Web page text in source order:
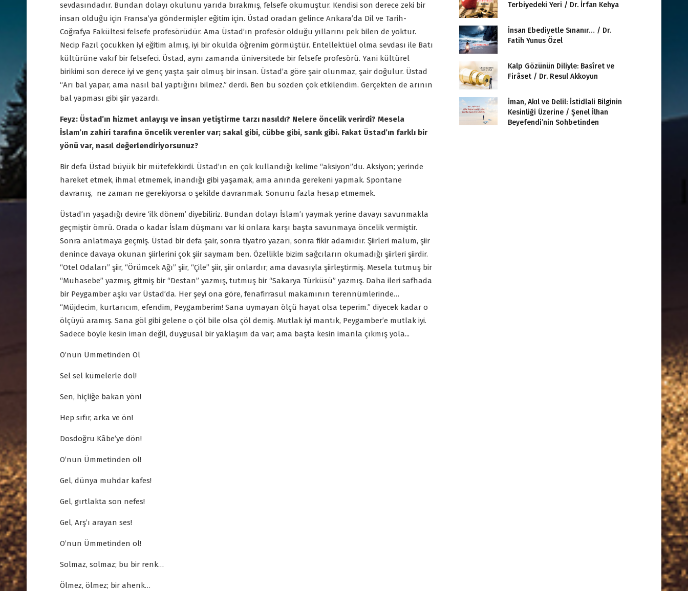
sevdasındadır. Bundan dolayı okulunu yarıda bırakmış, felsefe okumuştur. Kendisi son derece zeki bir
insan olduğu için Fransa’ya göndermişler eğitim için. Üstad oradan gelince Ankara’da Dil ve Tarih-
Coğrafya Fakültesi felsefe profesörüdür. Ama Üstad’ın profesör olduğu yıllarını pek bilen de yoktur.
Necip Fazıl çocukken iyi eğitim almış, iyi bir okulda öğrenim görmüştür. Entellektüel olma sevdası ile Batı
kültürüne vakıf bir felsefeci. Üstad, aynı zamanda üniversitede bir felsefe profesörü. Yani kültürel
birikimi son derece iyi ve genç yaşta şair olmuş bir insan. Üstad’a göre şair olunmaz, şair doğulur. Üstad
“Arı bal yapar, ama nasıl bal yaptığını bilmez.” derdi. Ben bu sözden çok etkilendim. Gerçekten de arının
bal yapması gibi şiir yazardı.
Feyz: Üstad’ın hizmet anlayışı ve insan yetiştirme tarzı nasıldı? Nelere öncelik verirdi? Mesela
İslam’ın zahiri tarafına öncelik verenler var; sakal gibi, cübbe gibi, sarık gibi. Fakat Üstad’ın farklı bir
yönü var, nasıl değerlendiriyorsunuz?
Bir defa Üstad büyük bir mütefekkirdi. Üstad’ın en çok kullandığı kelime “aksiyon”du. Aksiyon; yerinde
hareket etmek, ihmal etmemek, inandığı gibi yaşamak, ama anında gerekeni yapmak. Spontane
davranış, ne zaman ne gerekiyorsa o şekilde davranmak. Sonunu fazla hesap etmemek.
Üstad’ın yaşadığı devire ‘ilk dönem’ diyebiliriz. Bundan dolayı İslam’ı yaymak yerine davayı savunmakla
geçmiştir ömrü. Orada o kadar İslam düşmanı var ki onlara karşı başta savunmaya öncelik vermiştir.
Sonra anlatmaya geçmiş. Üstad bir defa şair, sonra tiyatro yazarı, sonra fikir adamıdır. Şiirleri malum, şiir
denince davaya okunan şiirlerini çok şiir saymam ben. Özellikle bizim sağcıların okumadığı şiirleri şiirdir.
“Otel Odaları” şiir, “Örümcek Ağı” şiir, “Çile” şiir, şiir onlardır; ama davasıyla şiirleştirmiş. Mesela tutmuş bir
“Muhasebe” yazmış, gitmiş bir “Destan” yazmış, tutmuş bir “Sakarya Türküsü” yazmış. Daha ileri safhada
bir Peygamber aşkı var Üstad’da. Her şeyi ona göre, fenafirrasul makamının terennümlerinde…
“Müjdecim, kurtarıcım, efendim, Peygamberim! Sana uymayan ölçü hayat olsa teperim.” diyecek kadar o
ölçüyü aramış. Sana göl gibi gelene o çöl bile olsa çöl demiş. Mutlak iyi mantık, Peygamber’e mutlak iyi.
Sadece böyle kesin iman değil, duygusal bir yaklaşım da var; ama başta kesin imanla çıkmış yola...
O’nun Ümmetinden Ol
Sel sel kümelerle dol!
Sen, hiçliğe bakan yön!
Hep sıfır, arka ve ön!
Dosdoğru Kâbe’ye dön!
O’nun Ümmetinden ol!
Gel, dünya muhdar kafes!
Gel, gırtlakta son nefes!
Gel, Arş’ı arayan ses!
O’nun Ümmetinden ol!
Solmaz, solmaz; bu bir renk…
Ölmez, ölmez; bir ahenk…
Terbiyedeki Yeri / Dr. İrfan Kehya
İnsan Ebediyetle Sınanır… / Dr.
Fatih Yunus Özel
Kalp Gözünün Diliyle: Basîret ve
Firâset / Dr. Resul Akkoyun
İman, Akıl ve Delil: İstidlali Bilginin
Kesinliği Üzerine / Şenel İlhan
Beyefendi’nin Sohbetinden